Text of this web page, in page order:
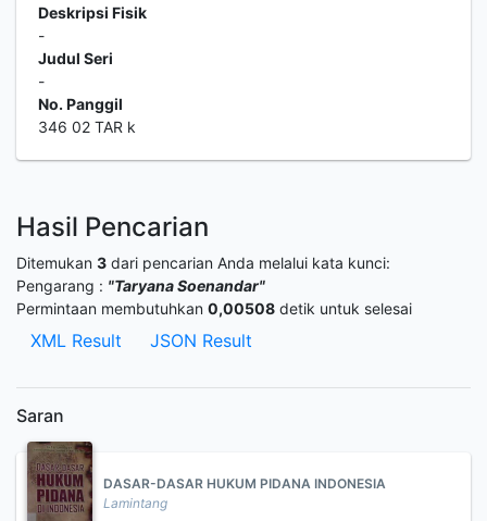
Deskripsi Fisik
-
Judul Seri
-
No. Panggil
346 02 TAR k
Hasil Pencarian
Ditemukan 3 dari pencarian Anda melalui kata kunci:
Pengarang : "Taryana Soenandar"
Permintaan membutuhkan 0,00508 detik untuk selesai
XML Result JSON Result
Saran
DASAR-DASAR HUKUM PIDANA INDONESIA
Lamintang